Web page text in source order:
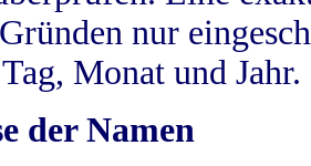
nur
Monat und Jahr.
der Namen